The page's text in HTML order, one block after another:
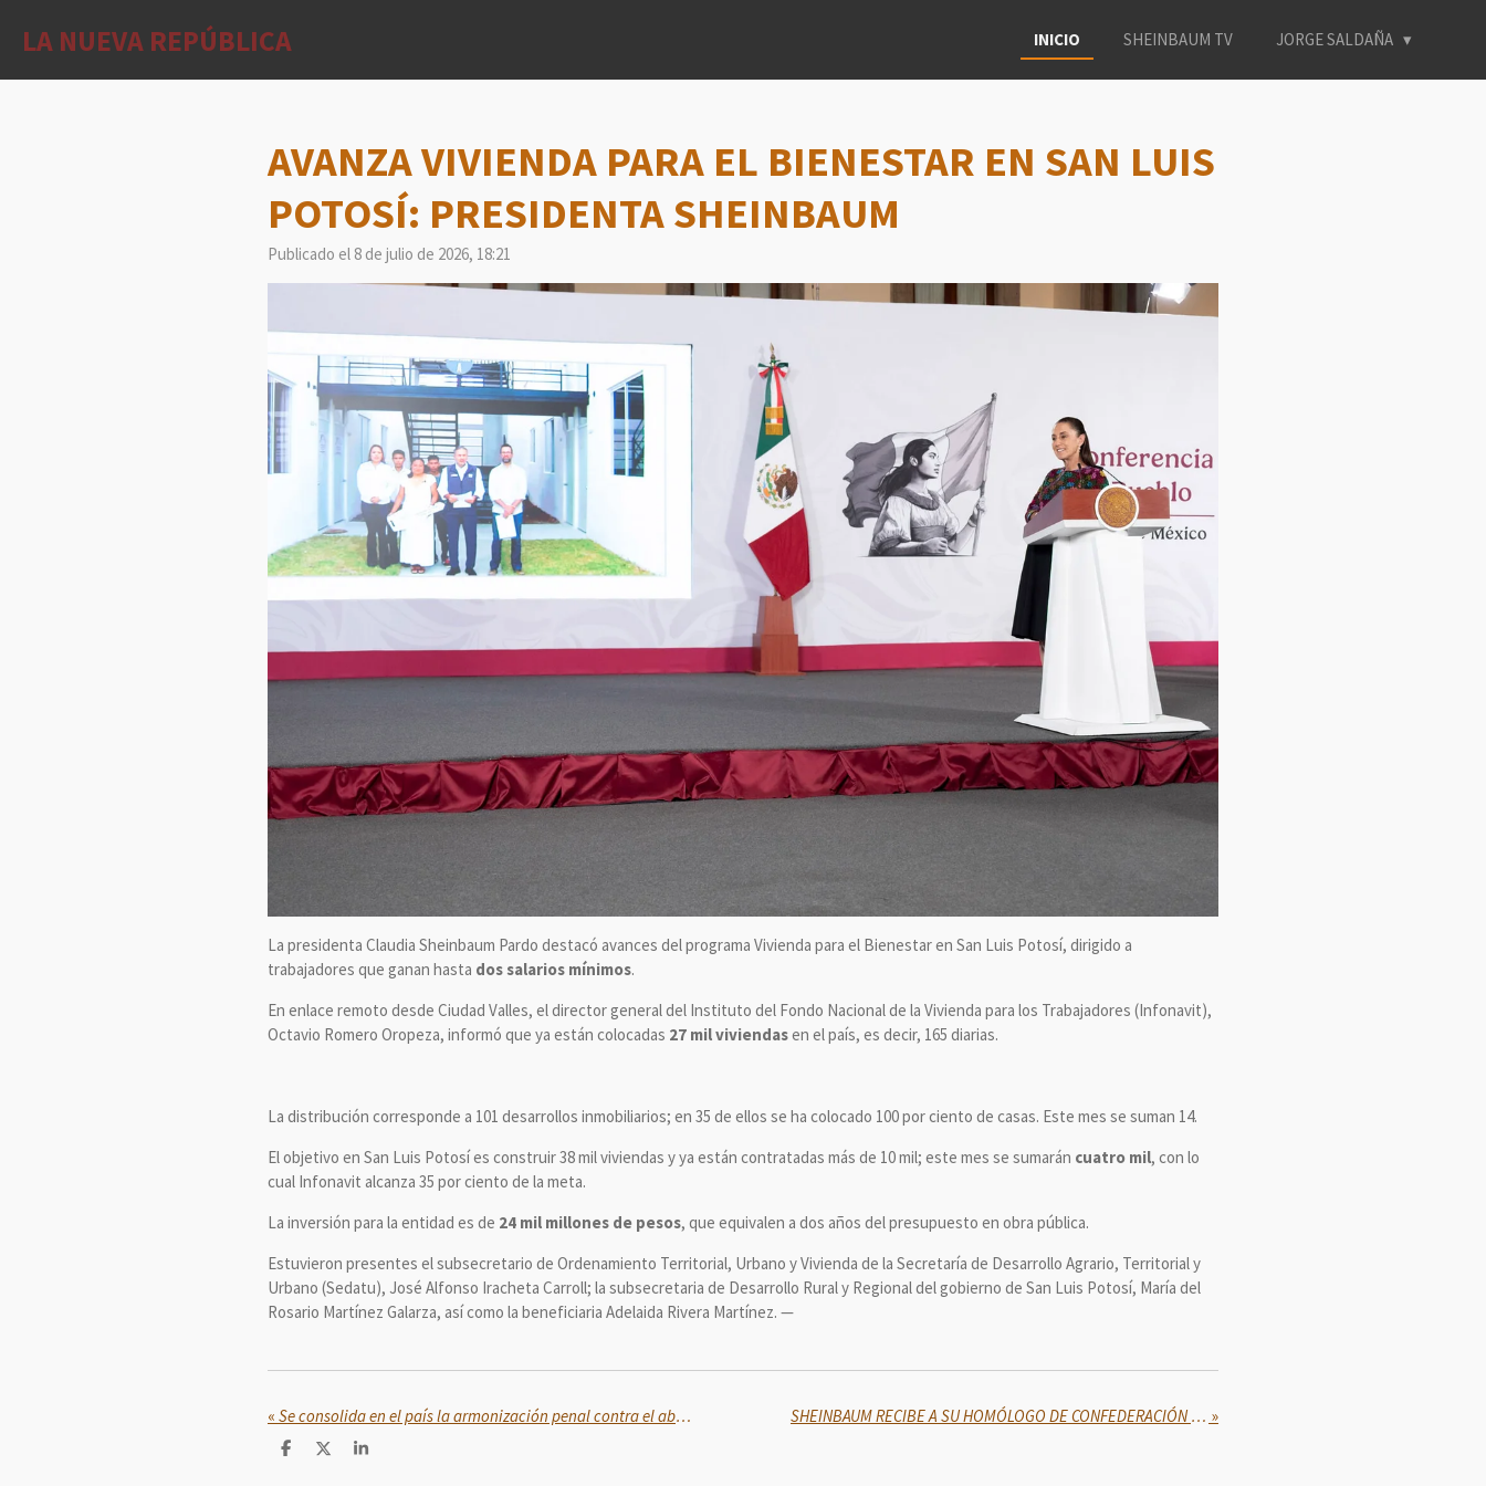
LA NUEVA REPÚBLICA INICIO SHEINBAUM TV JORGE SALDAÑA
AVANZA VIVIENDA PARA EL BIENESTAR EN SAN LUIS
POTOSÍ: PRESIDENTA SHEINBAUM
Publicado el 8 de julio de 2026, 18:21
La presidenta Claudia Sheinbaum Pardo destacó avances del programa Vivienda para el Bienestar en San Luis Potosí, dirigido a
trabajadores que ganan hasta dos salarios mínimos.
En enlace remoto desde Ciudad Valles, el director general del Instituto del Fondo Nacional de la Vivienda para los Trabajadores (Infonavit),
Octavio Romero Oropeza, informó que ya están colocadas 27 mil viviendasen el país, es decir, 165 diarias.
La distribución corresponde a 101 desarrollos inmobiliarios; en 35 de ellos se ha colocado 100 por ciento de casas. Este mes se suman 14.
El objetivo en San Luis Potosí es construir 38 mil viviendas y ya están contratadas más de 10 mil; este mes se sumarán cuatro mil, con lo
cual Infonavit alcanza 35 por ciento de la meta.
La inversión para la entidad es de 24 mil millones de pesos, que equivalen a dos años del presupuesto en obra pública.
Estuvieron presentes el subsecretario de Ordenamiento Territorial, Urbano y Vivienda de la Secretaría de Desarrollo Agrario, Territorial y
Urbano (Sedatu), José Alfonso Iracheta Carroll; la subsecretaria de Desarrollo Rural y Regional del gobierno de San Luis Potosí, María del
Rosario Martínez Galarza, así como la beneficiaria Adelaida Rivera Martínez. —
« Se consolida en el país la armonización penal contra el abuso sexual: 24 estados aprueban y publican reforma a sus leyes locales SHEINBAUM RECIBE A SU HOMÓLOGO DE CONFEDERACIÓN SUIZA, GUY PARMELIN »
C
C
C